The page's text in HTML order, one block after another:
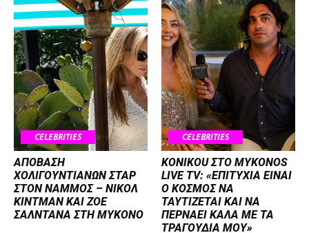
CELEBRITIES
ΑΠΟΒΑΣΗ
ΧΟΛΙΓΟΥΝΤΙΑΝΩΝ ΣΤΑΡ
ΣΤΟΝ NΑΜΜΟΣ – ΝΙΚΟΛ
ΚΙΝΤΜΑΝ ΚΑΙ ΖΟΕ
ΣΑΛΝΤΑΝΑ ΣΤΗ ΜΥΚΟΝΟ
CELEBRITIES
KONIKOU ΣΤΟ MYKONOS
LIVE TV: «ΕΠΙΤΥΧΙΑ ΕΙΝΑΙ
Ο ΚΟΣΜΟΣ ΝΑ
ΤΑΥΤΙΖΕΤΑΙ KAI ΝΑ
ΠΕΡΝΑΕΙ ΚΑΛΑ ΜΕ ΤΑ
ΤΡΑΓΟΥΔΙΑ ΜΟΥ»